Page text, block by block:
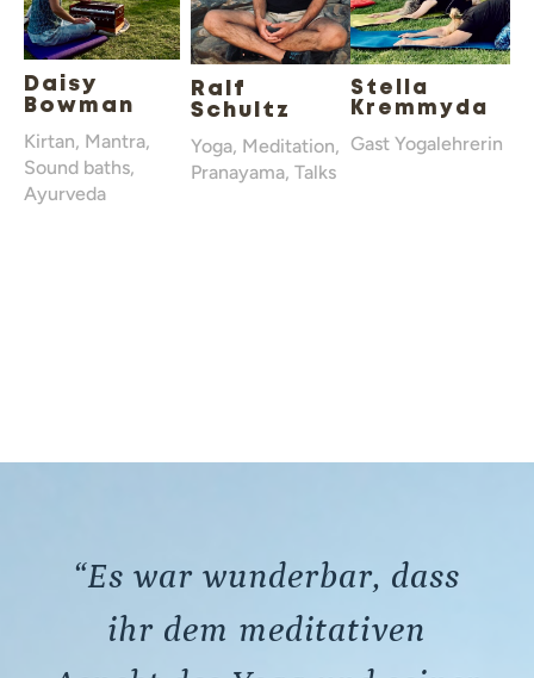
Daisy
Bowman
Kirtan, Mantra,
Sound baths,
Ayurveda
Ralf
Schultz
Yoga, Meditation,
Pranayama, Talks
Stella
Kremmyda
Gast Yogalehrerin
“Es war wunderbar, dass
ihr dem meditativen